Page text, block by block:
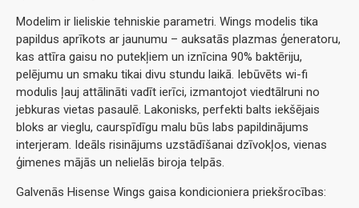
Modelim ir lieliskie tehniskie parametri. Wings modelis tika
papildus aprīkots ar jaunumu – auksatās plazmas ģeneratoru,
kas attīra gaisu no putekļiem un iznīcina 90% baktēriju,
pelējumu un smaku tikai divu stundu laikā. Iebūvēts wi-fi
modulis ļauj attālināti vadīt ierīci, izmantojot viedtālruni no
jebkuras vietas pasaulē. Lakonisks, perfekti balts iekšējais
bloks ar vieglu, caurspīdīgu malu būs labs papildinājums
interjeram. Ideāls risinājums uzstādīšanai dzīvokļos, vienas
ģimenes mājās un nelielās biroja telpās.
Galvenās Hisense Wings gaisa kondicioniera priekšrocības: